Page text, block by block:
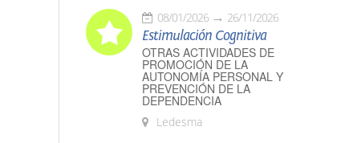
08/01/2026 26/11/2026
Estimulación Cognitiva
OTRAS ACTIVIDADES DE
PROMOCIÓN DE LA
AUTONOMÍA PERSONAL Y
PREVENCIÓN DE LA
DEPENDENCIA
Ledesma